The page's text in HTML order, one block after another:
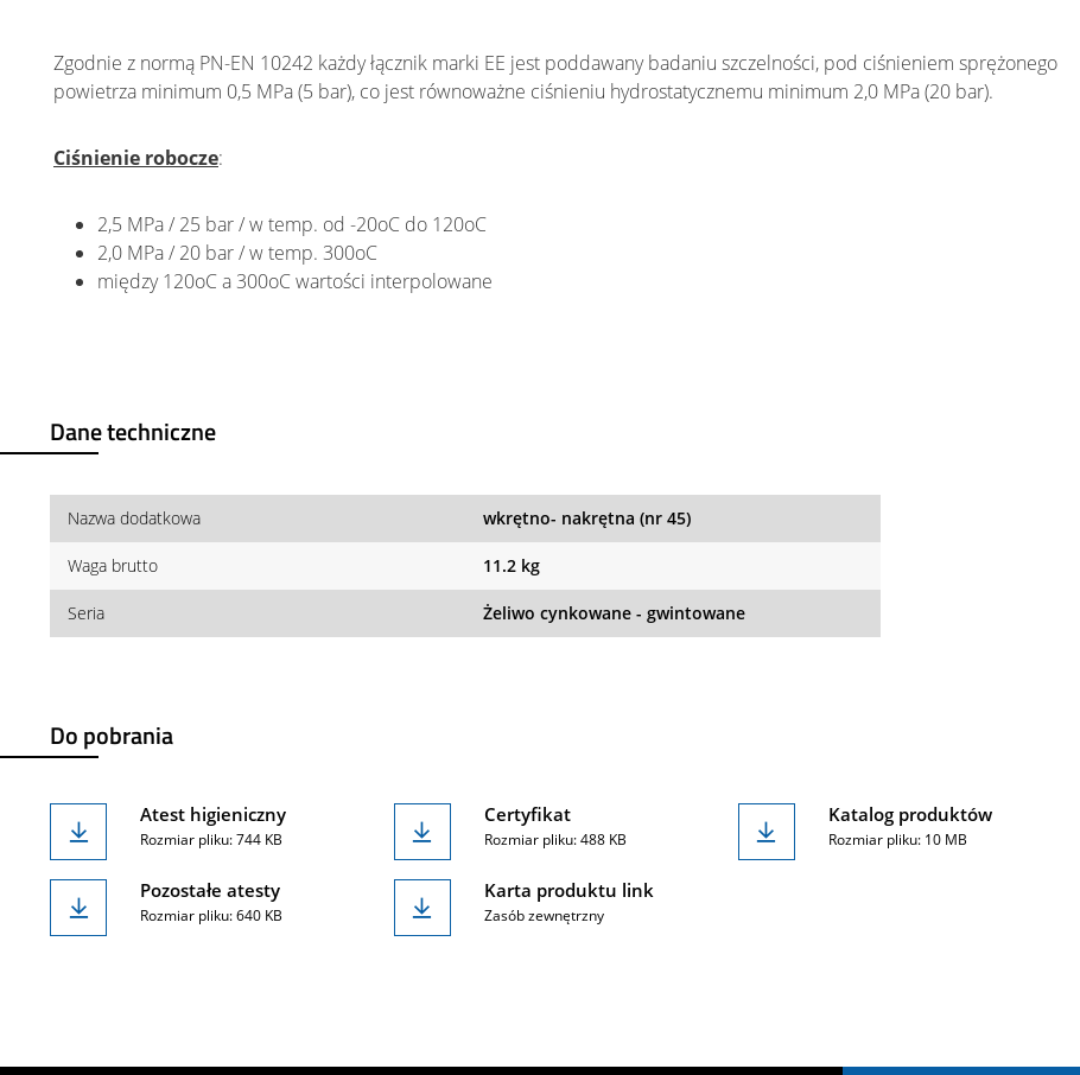
Zgodnie z normą PN-EN 10242 każdy łącznik marki EE jest poddawany badaniu szczelności, pod ciśnieniem sprężonego
powietrza minimum 0,5 MPa (5 bar), co jest równoważne ciśnieniu hydrostatycznemu minimum 2,0 MPa (20 bar).
Ciśnienie robocze:
2,5 MPa / 25 bar / w temp. od -20oC do 120oC
2,0 MPa / 20 bar / w temp. 300oC
między 120oC a 300oC wartości interpolowane
Dane techniczne
Nazwa dodatkowa wkrętno- nakrętna (nr 45)
Waga brutto 11.2 kg
Seria Żeliwo cynkowane - gwintowane
Do pobrania
Atest higieniczny
Rozmiar pliku: 744 KB
Certyfikat
Rozmiar pliku: 488 KB
Katalog produktów
Rozmiar pliku: 10 MB
Pozostałe atesty
Rozmiar pliku: 640 KB
Karta produktu link
Zasób zewnętrzny